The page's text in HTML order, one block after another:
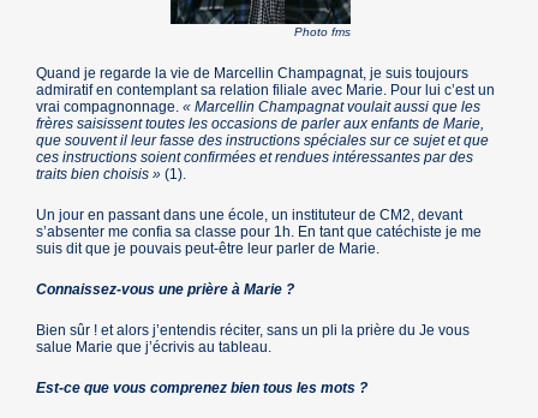
Photo fms
Quand je regarde la vie de Marcellin Champagnat, je suis toujours
admiratif en contemplant sa relation filiale avec Marie. Pour lui c’est un
vrai compagnonnage.« Marcellin Champagnat voulait aussi que les
frères saisissent toutes les occasions de parler aux enfants de Marie,
que souvent il leur fasse des instructions spéciales sur ce sujet et que
ces instructions soient confirmées et rendues intéressantes par des
traits bien choisis »(1).
Un jour en passant dans une école, un instituteur de CM2, devant
s’absenter me confia sa classe pour 1h. En tant que catéchiste je me
suis dit que je pouvais peut-être leur parler de Marie.
Connaissez-vous une prière à Marie ?
Bien sûr ! et alors j’entendis réciter, sans un pli la prière du Je vous
salue Marie que j’écrivis au tableau.
Est-ce que vous comprenez bien tous les mots ?